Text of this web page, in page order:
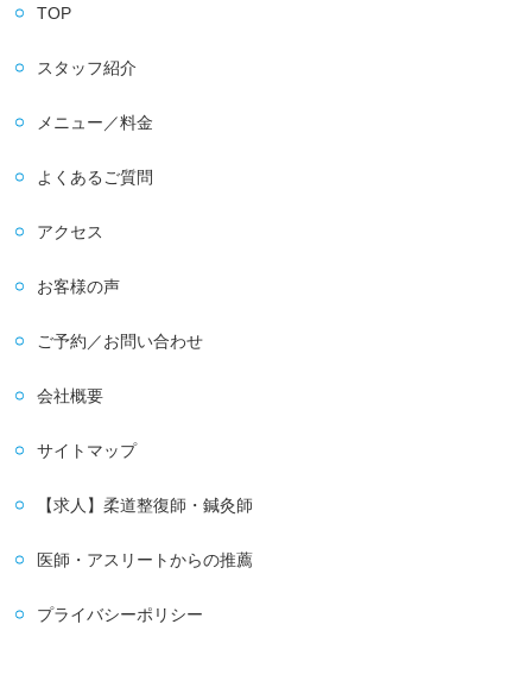
TOP
スタッフ紹介
メニュー／料金
よくあるご質問
アクセス
お客様の声
ご予約／お問い合わせ
会社概要
サイトマップ
【求人】柔道整復師・鍼灸師
医師・アスリートからの推薦
プライバシーポリシー